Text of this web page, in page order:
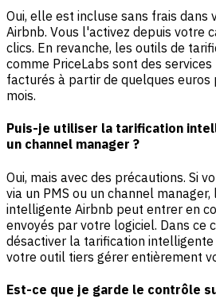
Oui, elle est incluse sans frais dans
Airbnb. Vous l'activez depuis votre
clics. En revanche, les outils de
comme PriceLabs sont des
facturés à partir de quelques
mois.
Puis-je utiliser la tarification
un channel manager ?
Oui, mais avec des précautions. Si
via un PMS ou un channel
intelligente Airbnb peut entrer en
envoyés par votre logiciel. Dans ce
désactiver la tarification
votre outil tiers gérer entièrement
Est-ce que je garde le contrôle